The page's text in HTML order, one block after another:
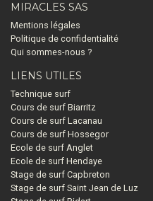
MIRACLES SAS
Mentions légales
Politique de confidentialité
Qui sommes-nous ?
LIENS UTILES
Technique surf
Cours de surf Biarritz
Cours de surf Lacanau
Cours de surf Hossegor
Ecole de surf Anglet
Ecole de surf Hendaye
Stage de surf Capbreton
Stage de surf Saint Jean de Luz